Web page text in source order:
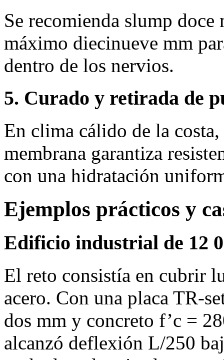
Se recomienda slump
máximo diecinueve mm
dentro de los nervios.
5. Curado y retirada de
En clima cálido de la
membrana garantiza
con una hidratación
Ejemplos prácticos y
Edificio industrial de 12
El reto consistía en cubrir
acero. Con una placa
dos mm y concreto f’c =
alcanzó deflexión L/250